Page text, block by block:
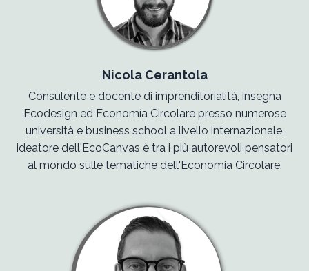
Nicola Cerantola
Consulente e docente di imprenditorialità, insegna
Ecodesign ed Economía Circolare presso numerose
università e business school a livello internazionale,
ideatore dell'EcoCanvas è tra i più autorevoli pensatori
al mondo sulle tematiche dell'Economia Circolare.